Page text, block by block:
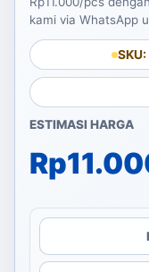
kami via WhatsApp
ESTIMASI HARGA
Rp